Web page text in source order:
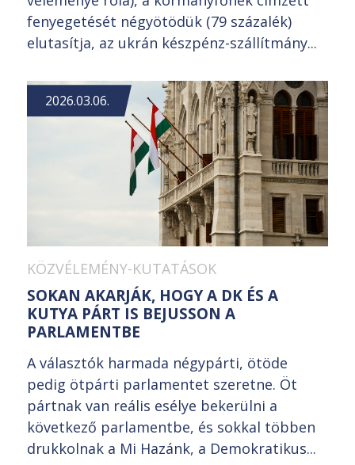
fenyegetését négyötödük (79 százalék)
elutasítja, az ukrán készpénz-szállítmány...
2026.03.06.
KÖZVÉLEMÉNY-KUTATÁSOK
SOKAN AKARJÁK, HOGY A DK ÉS A
KUTYA PÁRT IS BEJUSSON A
PARLAMENTBE
A választók harmada négypárti, ötöde
pedig ötpárti parlamentet szeretne. Öt
pártnak van reális esélye bekerülni a
következő parlamentbe, és sokkal többen
drukkolnak a Mi Hazánk, a Demokratikus...